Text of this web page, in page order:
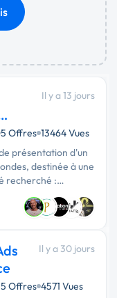
Il y a 13 jours
5 Offres 13464 Vues
présentation d'un
destinée à une
recherché :
fluides, voix
Il y a 30 jours
Offres 4571 Vues